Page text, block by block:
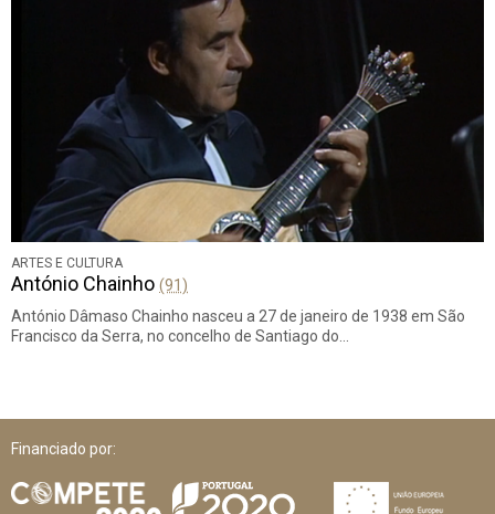
ARTES E CULTURA
António Chainho (91)
António Dâmaso Chainho nasceu a 27 de janeiro de 1938 em São
Francisco da Serra, no concelho de Santiago do…
Financiado por: